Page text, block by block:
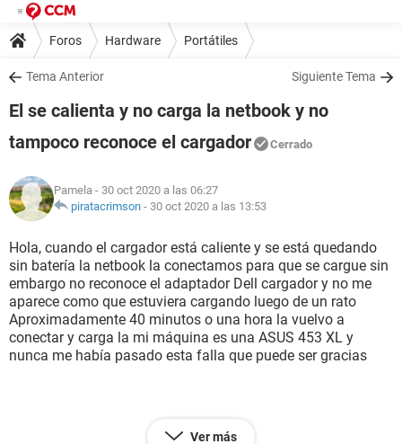
Foros Hardware Portátiles
Tema Anterior Siguiente Tema
El se calienta y no carga la netbook y no
tampoco reconoce el cargador
Cerrado
Pamela - 30 oct 2020 a las 06:27
piratacrimson - 30 oct 2020 a las 13:53
Hola, cuando el cargador está caliente y se está quedando
sin batería la netbook la conectamos para que se cargue sin
embargo no reconoce el adaptador Dell cargador y no me
aparece como que estuviera cargando luego de un rato
Aproximadamente 40 minutos o una hora la vuelvo a
conectar y carga la mi máquina es una ASUS 453 XL y
nunca me había pasado esta falla que puede ser gracias
Ver más